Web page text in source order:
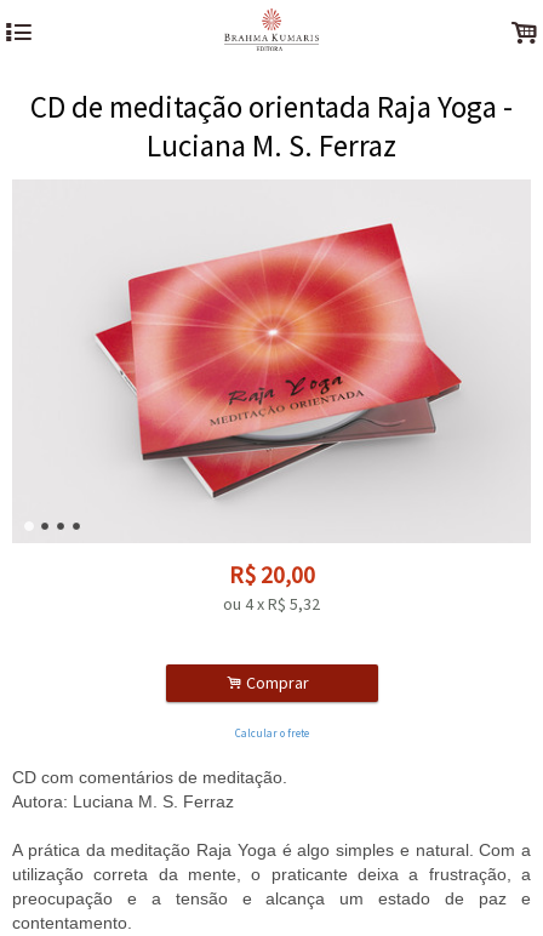
4 .
CD de meditação orientada Raja Yoga -
Luciana M. S. Ferraz
R$ 20,00
ou 4xR$ 5,32
. Comprar
Calcular o frete
CD com comentários de meditação.
Autora: Luciana M. S. Ferraz
A prática da meditação Raja Yoga é algo simples e natural. Com a
utilização correta da mente, o praticante deixa a frustração, a
preocupação e a tensão e alcança um estado de paz e
contentamento.